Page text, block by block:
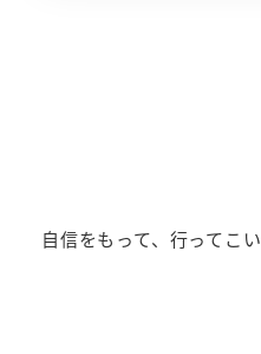
自信をもって、行ってこい